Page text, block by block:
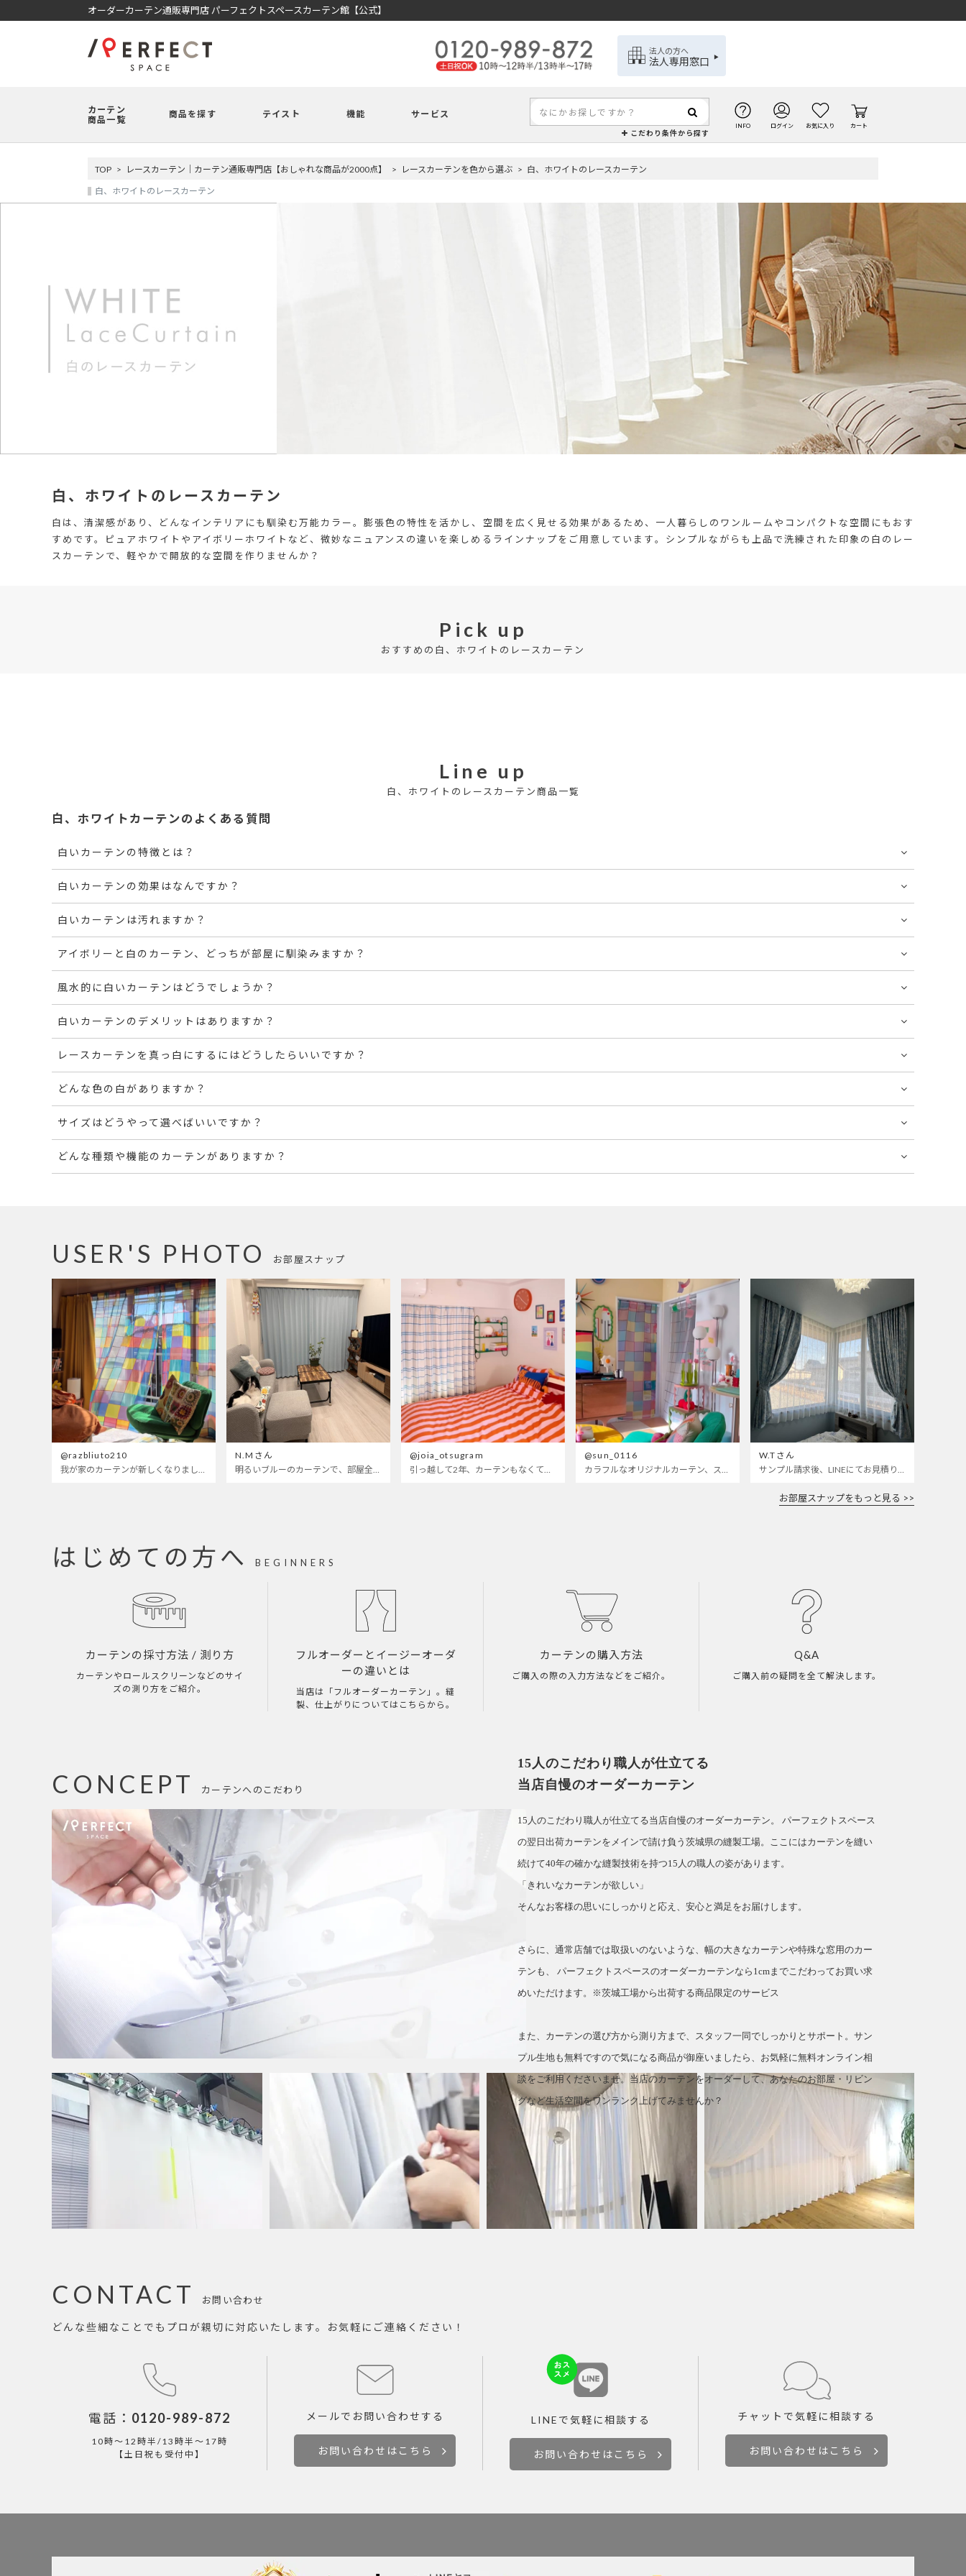
オーダーカーテン通販専門店 パーフェクトスペースカーテン館【公式】
法人の方へ
法人専用窓口
カーテン
商品一覧
商品を探す テイスト 機能 サービス
こだわり条件から探す
INFO ログイン お気に入り カート
TOP レースカーテン｜カーテン通販専門店【おしゃれな商品が2000点】 レースカーテンを色から選ぶ
白、ホワイトのレースカーテン
白、ホワイトのレースカーテン
白、ホワイトのレースカーテン
白は、清潔感があり、どんなインテリアにも馴染む万能カラー。膨張色の特性を活かし、空間を広く見せる効果があるため、一人暮らしのワンルームやコンパクトな空間にもおす
すめです。ピュアホワイトやアイボリーホワイトなど、微妙なニュアンスの違いを楽しめるラインナップをご用意しています。シンプルながらも上品で洗練された印象の白のレー
スカーテンで、軽やかで開放的な空間を作りませんか？
Pick up
おすすめの白、ホワイトのレースカーテン
Line up
白、ホワイトのレースカーテン商品一覧
白、ホワイトカーテンのよくある質問
白いカーテンの特徴とは？
白いカーテンの効果はなんですか？
白いカーテンは汚れますか？
アイボリーと白のカーテン、どっちが部屋に馴染みますか？
風水的に白いカーテンはどうでしょうか？
白いカーテンのデメリットはありますか？
レースカーテンを真っ白にするにはどうしたらいいですか？
どんな色の白がありますか？
サイズはどうやって選べばいいですか？
どんな種類や機能のカーテンがありますか？
お部屋スナップ
USER'S PHOTO
@razbliuto210
我が家のカーテンが新しくなりました🌼早起きが超絶苦手な私が、思わず朝カーテンを開けて光合成するようになったステンドグラスカーテン…！
N.Mさん
明るいブルーのカーテンで、部屋全体が明るく。白を基調とした部屋にぴったりです。
@joia_otsugram
引っ越して2年、カーテンもなくて放置されてた部屋wせめてもの可愛くしたくてつけたベットカバーもサイズが合ってないので思いっきり全部変えてみたら、遂に生まれ変わった〜
@sun_0116
カラフルなオリジナルカーテン、ステンドグラスレースをお迎えしました🌈 いつも開けっぱなしの寝室とお仕事部屋の仕切りカーテンにしました 🫣❣️
W.Tさん
サンプル請求後、LINEにてお見積り依頼をしました。 部屋によく合います。 ありがとうございました。
お部屋スナップをもっと見る >>
はじめての方へ BEGINNERS
カーテンの採寸方法 / 測り方
カーテンやロールスクリーンなどのサイ
ズの測り方をご紹介。
フルオーダーとイージーオーダ
ーの違いとは
当店は「フルオーダーカーテン」。縫
製、仕上がりについてはこちらから。
カーテンの購入方法
ご購入の際の入力方法などをご紹介。
Q&A
ご購入前の疑問を全て解決します。
カーテンへのこだわり
CONCEPT
15人のこだわり職人が仕立てる
当店自慢のオーダーカーテン
15人のこだわり職人が仕立てる当店自慢のオーダーカーテン。
パーフェクトスペース
の翌日出荷カーテンをメインで請け負う茨城県の縫製工場。ここにはカーテンを縫い
続けて40年の確かな縫製技術を持つ15人の職人の姿があります。
「きれいなカーテンが欲しい」
そんなお客様の思いにしっかりと応え、安心と満足をお届けします。
さらに、通常店舗では取扱いのないような、幅の大きなカーテンや特殊な窓用のカー
テンも、 パーフェクトスペースのオーダーカーテンなら1cmまでこだわってお買い求
めいただけます。※茨城工場から出荷する商品限定のサービス
また、カーテンの選び方から測り方まで、スタッフ一同でしっかりとサポート。サン
プル生地も無料ですので気になる商品が御座いましたら、お気軽に無料オンライン相
談をご利用くださいませ。当店のカーテンをオーダーして、あなたのお部屋・リビン
グなど生活空間をワンランク上げてみませんか？
お問い合わせ
CONTACT
どんな些細なことでもプロが親切に対応いたします。お気軽にご連絡ください！
電話： 0120-989-872
10時～12時半/13時半～17時
【土日祝も受付中】
メールで お問い合わせする
お問い合わせはこちら
LINEで気軽に相談する
お問い合わせはこちら
チャットで気軽に相談する
お問い合わせはこちら